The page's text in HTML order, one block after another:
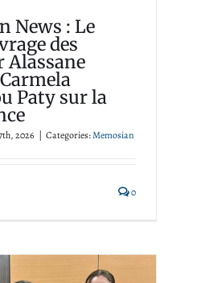
News : Le
des
Alassane
Paty sur la
2026 | Categories:Memosian
0